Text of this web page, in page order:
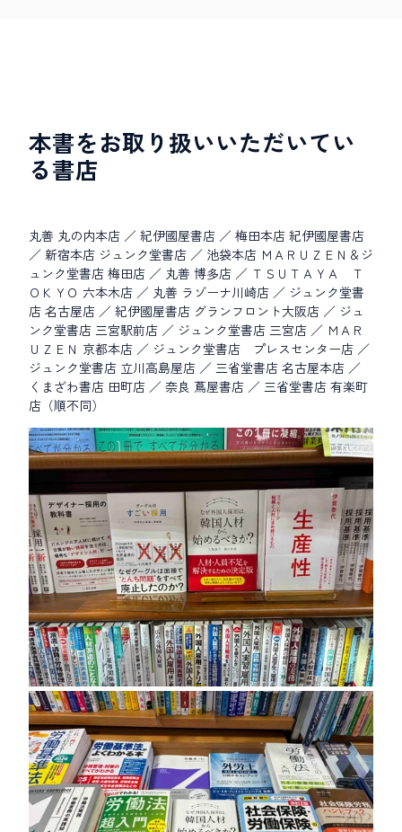
本書をお取り扱いいただいてい
る書店
丸善 丸の内本店 ／ 紀伊國屋書店 ／ 梅田本店 紀伊國屋書店
／ 新宿本店 ジュンク堂書店 ／ 池袋本店 ＭＡＲＵＺＥＮ＆ジ
ュンク堂書店 梅田店 ／ 丸善 博多店 ／ ＴＳＵＴＡＹＡ Ｔ
ＯＫＹＯ 六本木店 ／ 丸善 ラゾーナ川崎店 ／ ジュンク堂書
店 名古屋店 ／ 紀伊國屋書店 グランフロント大阪店 ／ ジュ
ンク堂書店 三宮駅前店 ／ ジュンク堂書店 三宮店 ／ ＭＡＲ
ＵＺＥＮ 京都本店 ／ ジュンク堂書店 プレスセンター店 ／
ジュンク堂書店 立川高島屋店 ／ 三省堂書店 名古屋本店 ／
くまざわ書店 田町店 ／ 奈良 蔦屋書店 ／ 三省堂書店 有楽町
店（順不同）